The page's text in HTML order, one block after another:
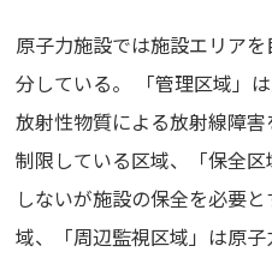
原子力施設では施設エリア
分している。 「管理区域」
放射性物質による放射線障
制限している区域、「保全
しないが施設の保全を必要
域、「周辺監視区域」は原